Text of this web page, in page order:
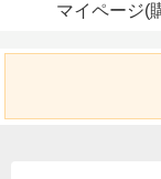
マイページ(